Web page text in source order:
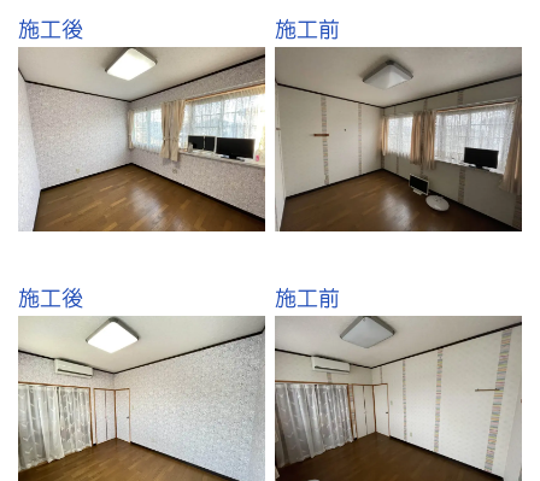
施工後 施工前
施工後 施工前